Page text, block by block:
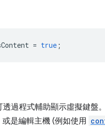
= true ;
透過程式輔助顯示虛擬鍵盤
或是編輯主機 (例如使用